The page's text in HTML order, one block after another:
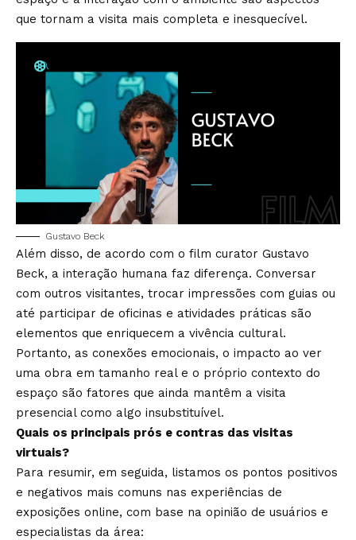
que tornam a visita mais completa e inesquecível.
Gustavo Beck
Além disso, de acordo com o film curator Gustavo
Beck, a interação humana faz diferença. Conversar
com outros visitantes, trocar impressões com guias ou
até participar de oficinas e atividades práticas são
elementos que enriquecem a vivência cultural.
Portanto, as conexões emocionais, o impacto ao ver
uma obra em tamanho real e o próprio contexto do
espaço são fatores que ainda mantêm a visita
presencial como algo insubstituível.
Quais os principais prós e contras das visitas
virtuais?
Para resumir, em seguida, listamos os pontos positivos
e negativos mais comuns nas experiências de
exposições online, com base na opinião de usuários e
especialistas da área: